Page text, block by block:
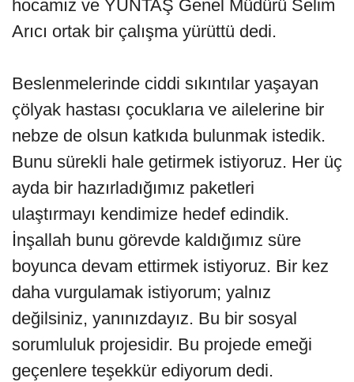
hocamız ve YÜNTAŞ Genel Müdürü Selim
Arıcı ortak bir çalışma yürüttü dedi.
Beslenmelerinde ciddi sıkıntılar yaşayan
çölyak hastası çocuklarıa ve ailelerine bir
nebze de olsun katkıda bulunmak istedik.
Bunu sürekli hale getirmek istiyoruz. Her üç
ayda bir hazırladığımız paketleri
ulaştırmayı kendimize hedef edindik.
İnşallah bunu görevde kaldığımız süre
boyunca devam ettirmek istiyoruz. Bir kez
daha vurgulamak istiyorum; yalnız
değilsiniz, yanınızdayız. Bu bir sosyal
sorumluluk projesidir. Bu projede emeği
geçenlere teşekkür ediyorum dedi.